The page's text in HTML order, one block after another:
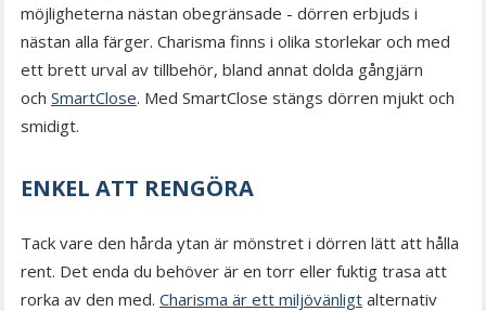
möjligheterna nästan obegränsade - dörren erbjuds i
nästan alla färger. Charisma finns i olika storlekar och med
ett brett urval av tillbehör, bland annat dolda gångjärn
och SmartClose. Med SmartClose stängs dörren mjukt och
smidigt.
ENKEL ATT RENGÖRA
Tack vare den hårda ytan är mönstret i dörren lätt att hålla
rent. Det enda du behöver är en torr eller fuktig trasa att
rorka av den med. Charisma är ett miljövänligt alternativ